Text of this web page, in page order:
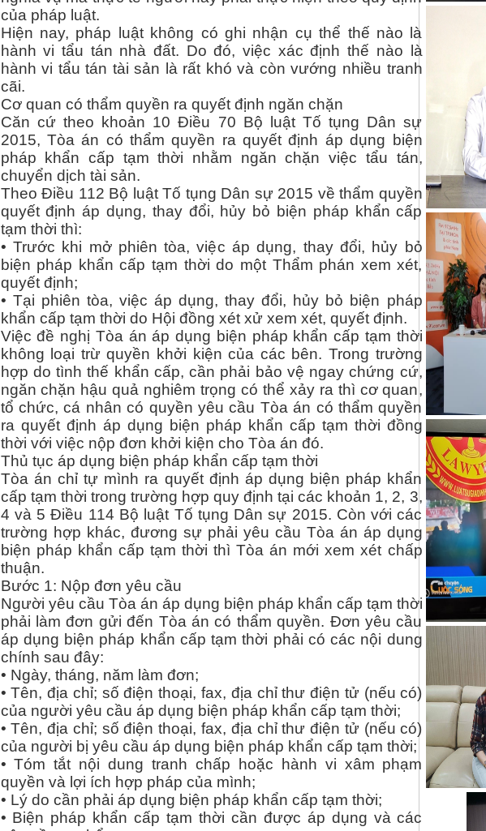
của pháp luật.
Hiện nay, pháp luật không có ghi nhận cụ thể thế nào là
hành vi tẩu tán nhà đất. Do đó, việc xác định thế nào là
hành vi tẩu tán tài sản là rất khó và còn vướng nhiều tranh
cãi.
Cơ quan có thẩm quyền ra quyết định ngăn chặn
Căn cứ theo khoản 10 Điều 70 Bộ luật Tố tụng Dân sự
2015, Tòa án có thẩm quyền ra quyết định áp dụng biện
pháp khẩn cấp tạm thời nhằm ngăn chặn việc tẩu tán,
chuyển dịch tài sản.
Theo Điều 112 Bộ luật Tố tụng Dân sự 2015 về thẩm quyền
quyết định áp dụng, thay đổi, hủy bỏ biện pháp khẩn cấp
tạm thời thì:
• Trước khi mở phiên tòa, việc áp dụng, thay đổi, hủy bỏ
biện pháp khẩn cấp tạm thời do một Thẩm phán xem xét,
quyết định;
• Tại phiên tòa, việc áp dụng, thay đổi, hủy bỏ biện pháp
khẩn cấp tạm thời do Hội đồng xét xử xem xét, quyết định.
Việc đề nghị Tòa án áp dụng biện pháp khẩn cấp tạm thời
không loại trừ quyền khởi kiện của các bên. Trong trường
hợp do tình thế khẩn cấp, cần phải bảo vệ ngay chứng cứ,
ngăn chặn hậu quả nghiêm trọng có thể xảy ra thì cơ quan,
tổ chức, cá nhân có quyền yêu cầu Tòa án có thẩm quyền
ra quyết định áp dụng biện pháp khẩn cấp tạm thời đồng
thời với việc nộp đơn khởi kiện cho Tòa án đó.
Thủ tục áp dụng biện pháp khẩn cấp tạm thời
Tòa án chỉ tự mình ra quyết định áp dụng biện pháp khẩn
cấp tạm thời trong trường hợp quy định tại các khoản 1, 2, 3,
4 và 5 Điều 114 Bộ luật Tố tụng Dân sự 2015. Còn với các
trường hợp khác, đương sự phải yêu cầu Tòa án áp dụng
biện pháp khẩn cấp tạm thời thì Tòa án mới xem xét chấp
thuận.
Bước 1: Nộp đơn yêu cầu
Người yêu cầu Tòa án áp dụng biện pháp khẩn cấp tạm thời
phải làm đơn gửi đến Tòa án có thẩm quyền. Đơn yêu cầu
áp dụng biện pháp khẩn cấp tạm thời phải có các nội dung
chính sau đây:
• Ngày, tháng, năm làm đơn;
• Tên, địa chỉ; số điện thoại, fax, địa chỉ thư điện tử (nếu có)
của người yêu cầu áp dụng biện pháp khẩn cấp tạm thời;
• Tên, địa chỉ; số điện thoại, fax, địa chỉ thư điện tử (nếu có)
của người bị yêu cầu áp dụng biện pháp khẩn cấp tạm thời;
• Tóm tắt nội dung tranh chấp hoặc hành vi xâm phạm
quyền và lợi ích hợp pháp của mình;
• Lý do cần phải áp dụng biện pháp khẩn cấp tạm thời;
• Biện pháp khẩn cấp tạm thời cần được áp dụng và các